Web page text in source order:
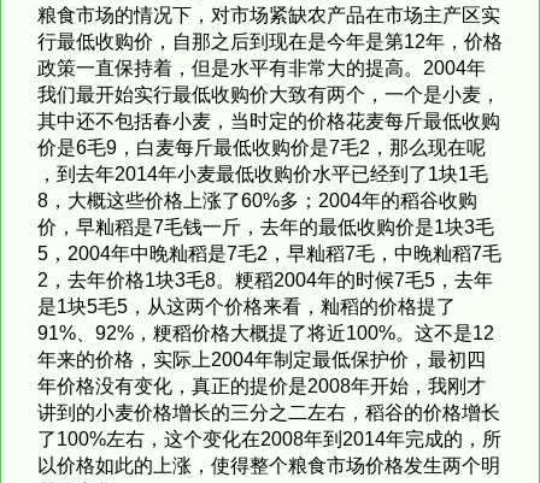
粮食市场的情况下，对市场紧缺农产品在市场主产区实
行最低收购价，自那之后到现在是今年是第12年，价格
政策一直保持着，但是水平有非常大的提高。2004年
我们最开始实行最低收购价大致有两个，一个是小麦，
其中还不包括春小麦，当时定的价格花麦每斤最低收购
价是6毛9，白麦每斤最低收购价是7毛2，那么现在呢
，到去年2014年小麦最低收购价水平已经到了1块1毛
8，大概这些价格上涨了60%多；2004年的稻谷收购
价，早籼稻是7毛钱一斤，去年的最低收购价是1块3毛
5，2004年中晚籼稻是7毛2，早籼稻7毛，中晚籼稻7毛
2，去年价格1块3毛8。粳稻2004年的时候7毛5，去年
是1块5毛5，从这两个价格来看，籼稻的价格提了
91%、92%，粳稻价格大概提了将近100%。这不是12
年来的价格，实际上2004年制定最低保护价，最初四
年价格没有变化，真正的提价是2008年开始，我刚才
讲到的小麦价格增长的三分之二左右，稻谷的价格增长
了100%左右，这个变化在2008年到2014年完成的，所
以价格如此的上涨，使得整个粮食市场价格发生两个明